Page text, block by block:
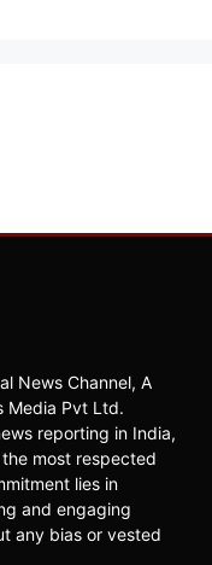
News Channel, A
Media Pvt Ltd.
reporting in India,
most respected
lies in
and engaging
any bias or vested